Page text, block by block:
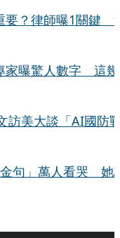
要？律師曝1關鍵
家曝驚人數字 這幾
訪美大談「AI國防
句」萬人看哭 她